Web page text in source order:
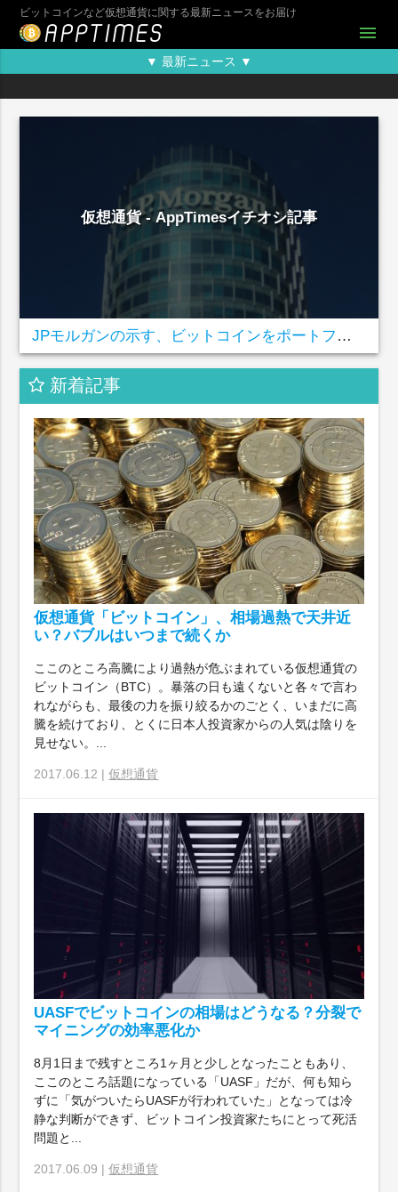
ビットコインなど仮想通貨に関する最新ニュースをお届け
menu
▼ 最新ニュース ▼
仮想通貨 - AppTimesイチオシ記事
JPモルガンの示す、ビットコインをポートフォリオに加えるべき3つの理由
新着記事
仮想通貨「ビットコイン」、相場過熱で天井近
い？バブルはいつまで続くか
ここのところ高騰により過熱が危ぶまれている仮想通貨の
ビットコイン（BTC）。暴落の日も遠くないと各々で言わ
れながらも、最後の力を振り絞るかのごとく、いまだに高
騰を続けており、とくに日本人投資家からの人気は陰りを
見せない。...
2017.06.12 |仮想通貨
UASFでビットコインの相場はどうなる？分裂で
マイニングの効率悪化か
8月1日まで残すところ1ヶ月と少しとなったこともあり、
ここのところ話題になっている「UASF」だが、何も知ら
ずに「気がついたらUASFが行われていた」となっては冷
静な判断ができず、ビットコイン投資家たちにとって死活
問題と...
2017.06.09 |仮想通貨